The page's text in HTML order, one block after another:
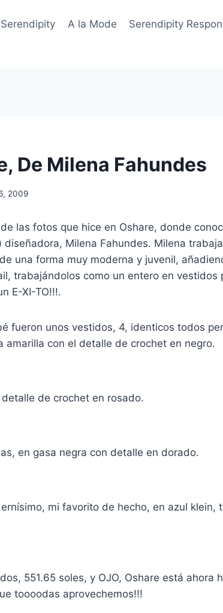
A la Mode Serendipity
De Milena Fahundes
2009
las fotos que hice en Oshare, donde
diseñadora, Milena Fahundes. Milena
una forma muy moderna y juvenil,
trabajándolos como un entero en vestidos
E-XI-TO!!!.
fueron unos vestidos, 4, identicos todos
amarilla con el detalle de crochet en negro.
de crochet en rosado.
en gasa negra con detalle en dorado.
mi favorito de hecho, en azul klein,
551.65 soles, y OJO, Oshare está ahora
toooodas aprovechemos!!!